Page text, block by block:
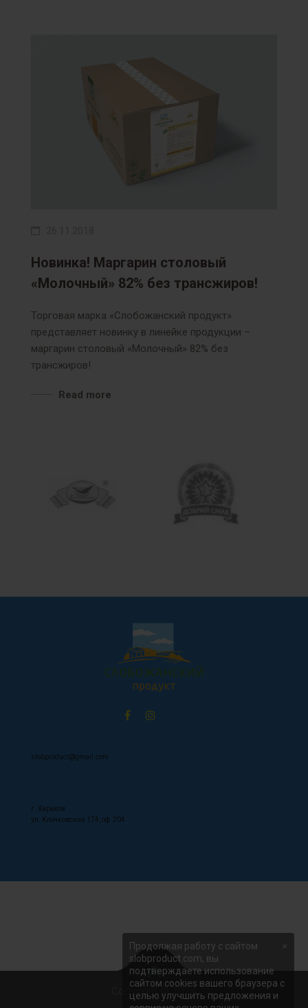
Новинка! Маргарин столовый
«Молочный» 82% без трансжиров!
Торговая марка «Слобожанский продукт»
представляет новинку в линейке продукции –
маргарин столовый «Молочный» 82% без
трансжиров!
Read more
slobproduct@gmail.com
г. Харьков
ул. Клочковская 174, оф. 204
Copyright © 2024
×
Продолжая работу с сайтом
slobproduct.com, вы
подтверждаете использование
сайтом cookies вашего браузера с
целью улучшить предложения и